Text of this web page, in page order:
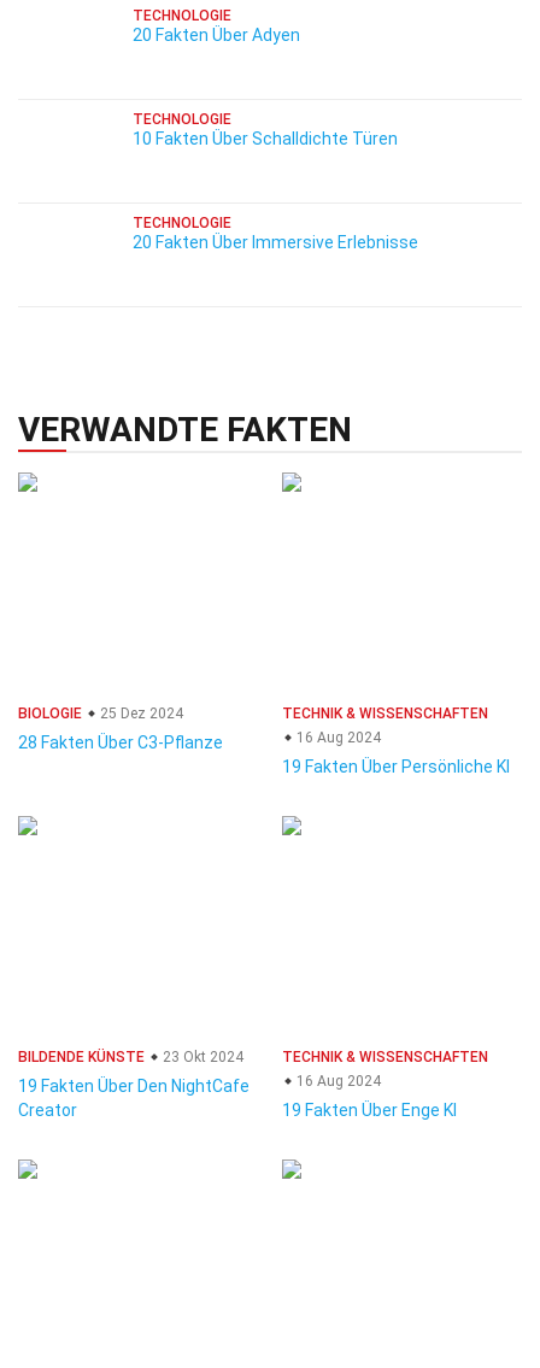
TECHNOLOGIE
20 Fakten Über Adyen
TECHNOLOGIE
10 Fakten Über Schalldichte Türen
TECHNOLOGIE
20 Fakten Über Immersive Erlebnisse
VERWANDTE FAKTEN
BIOLOGIE 25 Dez 2024
28 Fakten Über C3-Pflanze
TECHNIK & WISSENSCHAFTEN
16 Aug 2024
19 Fakten Über Persönliche KI
BILDENDE KÜNSTE 23 Okt 2024
19 Fakten Über Den NightCafe
Creator
TECHNIK & WISSENSCHAFTEN
16 Aug 2024
19 Fakten Über Enge KI